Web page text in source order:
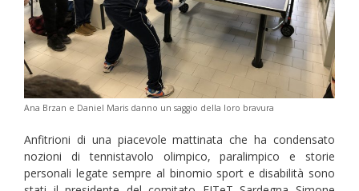
Ana Brzan e Daniel Maris danno un saggio della loro bravura
Anfitrioni di una piacevole mattinata che ha condensato
nozioni di tennistavolo olimpico, paralimpico e storie
personali legate sempre al binomio sport e disabilità sono